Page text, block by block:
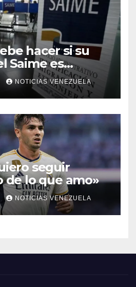
hacer si su
Saime es
por faltar a tres
NOTICIAS VENEZUELA
seguir
lo que amo»
NOTICIAS VENEZUELA